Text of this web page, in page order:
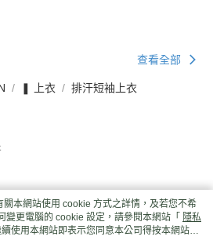
查看全部
❚ 上衣 排汗短袖上衣
本網站使用 cookie 方式之詳情，及若您不希
變更電腦的 cookie 設定，請參閱本網站「 隱私
使用本網站即表示您同意本公司得按本網站使